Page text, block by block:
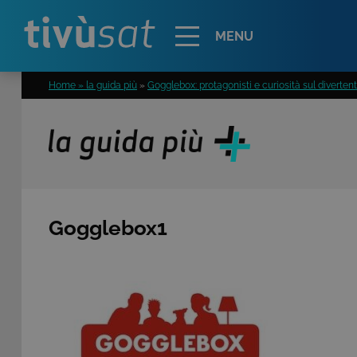
MENU
Home » la guida più » Gogglebox: protagonisti e curiosità sul
Gogglebox1